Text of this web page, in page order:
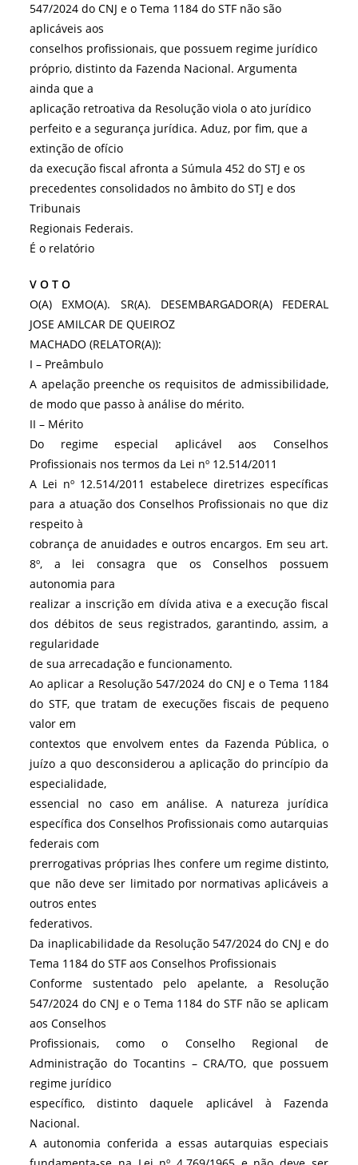
547/2024 do CNJ e o Tema 1184 do STF não são
aplicáveis aos
conselhos profissionais, que possuem regime jurídico
próprio, distinto da Fazenda Nacional. Argumenta
ainda que a
aplicação retroativa da Resolução viola o ato jurídico
perfeito e a segurança jurídica. Aduz, por fim, que a
extinção de ofício
da execução fiscal afronta a Súmula 452 do STJ e os
precedentes consolidados no âmbito do STJ e dos
Tribunais
Regionais Federais.
É o relatório
V O T O
O(A) EXMO(A). SR(A). DESEMBARGADOR(A) FEDERAL
JOSE AMILCAR DE QUEIROZ
MACHADO (RELATOR(A)):
I – Preâmbulo
A apelação preenche os requisitos de admissibilidade,
de modo que passo à análise do mérito.
II – Mérito
Do regime especial aplicável aos Conselhos
Profissionais nos termos da Lei nº 12.514/2011
A Lei nº 12.514/2011 estabelece diretrizes específicas
para a atuação dos Conselhos Profissionais no que diz
respeito à
cobrança de anuidades e outros encargos. Em seu art.
8º, a lei consagra que os Conselhos possuem
autonomia para
realizar a inscrição em dívida ativa e a execução fiscal
dos débitos de seus registrados, garantindo, assim, a
regularidade
de sua arrecadação e funcionamento.
Ao aplicar a Resolução 547/2024 do CNJ e o Tema 1184
do STF, que tratam de execuções fiscais de pequeno
valor em
contextos que envolvem entes da Fazenda Pública, o
juízo a quo desconsiderou a aplicação do princípio da
especialidade,
essencial no caso em análise. A natureza jurídica
específica dos Conselhos Profissionais como autarquias
federais com
prerrogativas próprias lhes confere um regime distinto,
que não deve ser limitado por normativas aplicáveis a
outros entes
federativos.
Da inaplicabilidade da Resolução 547/2024 do CNJ e do
Tema 1184 do STF aos Conselhos Profissionais
Conforme sustentado pelo apelante, a Resolução
547/2024 do CNJ e o Tema 1184 do STF não se aplicam
aos Conselhos
Profissionais, como o Conselho Regional de
Administração do Tocantins – CRA/TO, que possuem
regime jurídico
específico, distinto daquele aplicável à Fazenda
Nacional.
A autonomia conferida a essas autarquias especiais